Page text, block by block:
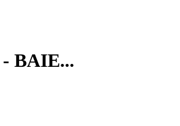
- BAIE...